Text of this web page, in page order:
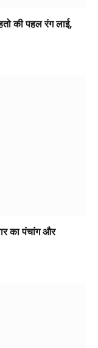
की पहल रंग लाई,
का पंचांग और